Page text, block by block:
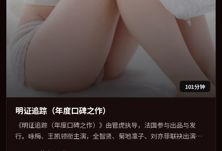
101分钟
明证追踪（年度口碑之作）
《明证追踪（年度口碑之作）》由管虎执导，法国参与出品与发
行。咏梅、王凯领衔主演，全智贤、菊地凛子、刘亦菲联袂出演。